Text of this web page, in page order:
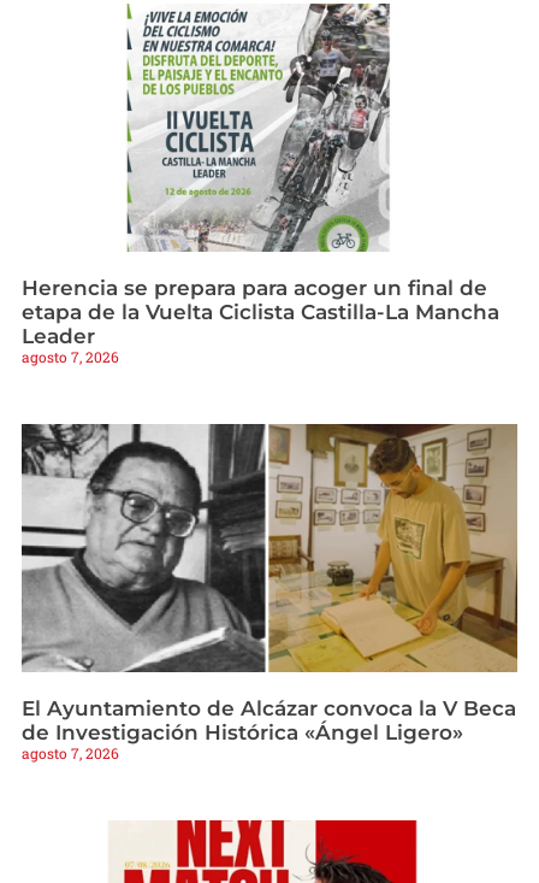
Herencia se prepara para acoger un final de
etapa de la Vuelta Ciclista Castilla-La Mancha
Leader
agosto 7, 2026
El Ayuntamiento de Alcázar convoca la V Beca
de Investigación Histórica «Ángel Ligero»
agosto 7, 2026